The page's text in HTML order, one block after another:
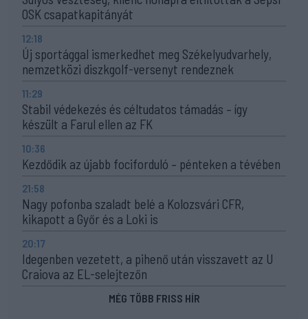
OSK csapatkapitányát
12:18
Új sportággal ismerkedhet meg Székelyudvarhely,
nemzetközi diszkgolf-versenyt rendeznek
11:29
Stabil védekezés és céltudatos támadás – így
készült a Farul ellen az FK
10:36
Kezdődik az újabb fociforduló – pénteken a tévében
21:58
Nagy pofonba szaladt belé a Kolozsvári CFR,
kikapott a Győr és a Loki is
20:17
Idegenben vezetett, a pihenő után visszavett az U
Craiova az EL-selejtezőn
MÉG TÖBB FRISS HÍR